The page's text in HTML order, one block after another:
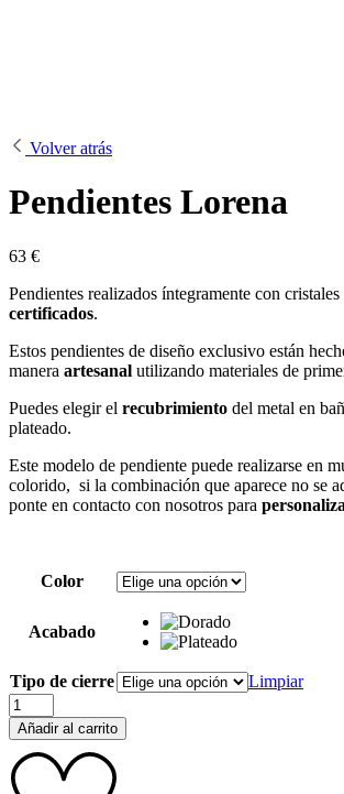
Volver atrás
Pendientes Lorena
63 €
Pendientes realizados íntegramente con cristales
certificados.
Estos pendientes de diseño exclusivo están
manera artesanal utilizando materiales de
Puedes elegir el recubrimiento del metal en
plateado.
Este modelo de pendiente puede realizarse en
colorido, si la combinación que aparece no se
ponte en contacto con nosotros para
Color
Acabado
Tipo de cierre
Limpiar
Pendientes
Lorena
cantidad
Añadir al carrito